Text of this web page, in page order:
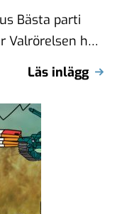
Bästa parti
Valrörelsen har
Läs inlägg